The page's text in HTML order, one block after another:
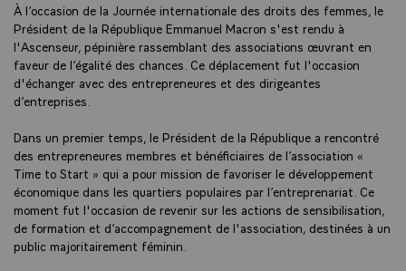
À l’occasion de la Journée internationale des droits des femmes, le
Président de la République Emmanuel Macron s'est rendu à
l'Ascenseur, pépinière rassemblant des associations œuvrant en
faveur de l’égalité des chances. Ce déplacement fut l'occasion
d'échanger avec des entrepreneures et des dirigeantes
d’entreprises.
Dans un premier temps, le Président de la République a rencontré
des entrepreneures membres et bénéficiaires de l’association «
Time to Start » qui a pour mission de favoriser le développement
économique dans les quartiers populaires par l’entreprenariat. Ce
moment fut l'occasion de revenir sur les actions de sensibilisation,
de formation et d’accompagnement de l'association, destinées à un
public majoritairement féminin.